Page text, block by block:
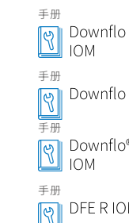
手册
Downflo
IOM
手册
Downflo
手册
IOM
手册
DFE R